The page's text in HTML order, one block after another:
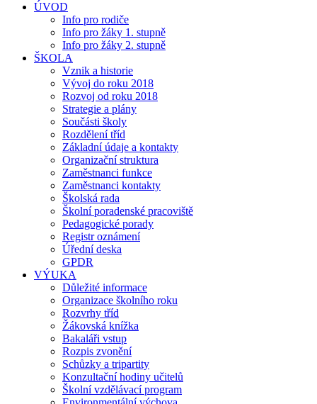
ÚVOD
Info pro rodiče
Info pro žáky 1. stupně
Info pro žáky 2. stupně
ŠKOLA
Vznik a historie
Vývoj do roku 2018
Rozvoj od roku 2018
Strategie a plány
Součásti školy
Rozdělení tříd
Základní údaje a kontakty
Organizační struktura
Zaměstnanci funkce
Zaměstnanci kontakty
Školská rada
Školní poradenské pracoviště
Pedagogické porady
Registr oznámení
Úřední deska
GPDR
VÝUKA
Důležité informace
Organizace školního roku
Rozvrhy tříd
Žákovská knížka
Bakaláři vstup
Rozpis zvonění
Schůzky a tripartity
Konzultační hodiny učitelů
Školní vzdělávací program